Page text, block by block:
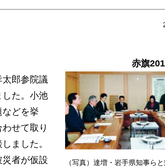
赤旗
（写真）達増・岩手県知事ら
郎参院議
した。小池
どを挙
せて取り
ました。
者が仮設